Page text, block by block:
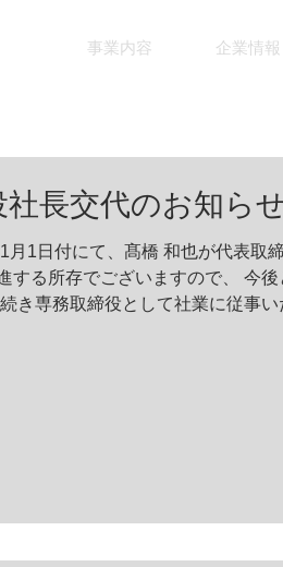
事業内容 企業情報
長交代のお知ら
月1日付にて、髙橋 和也が代表取
する所存でございますので、 今
き専務取締役として社業に従事